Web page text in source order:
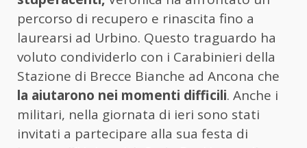
percorso di recupero e rinascita fino a
laurearsi ad Urbino. Questo traguardo ha
voluto condividerlo con i Carabinieri della
Stazione di Brecce Bianche ad Ancona che
la aiutarono nei momenti difficili. Anche i
militari, nella giornata di ieri sono stati
invitati a partecipare alla sua festa di